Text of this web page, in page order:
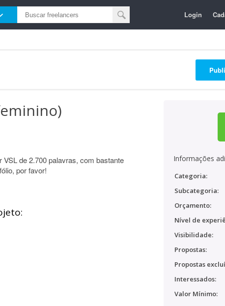
Login
de 2.700 palavras, com bastante
por favor!
Informações
Categoria:
Subcategoria:
Orçamento:
Nível de
Visibilidade:
Propostas:
Propostas
Interessados:
Valor Mínimo: